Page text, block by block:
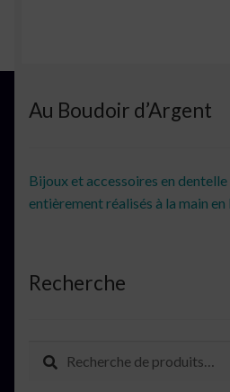
Au Boudoir d’Argent
Bijoux et accessoires en
entièrement réalisés à la main en
Recherche
Recherche
pour :
Recherche